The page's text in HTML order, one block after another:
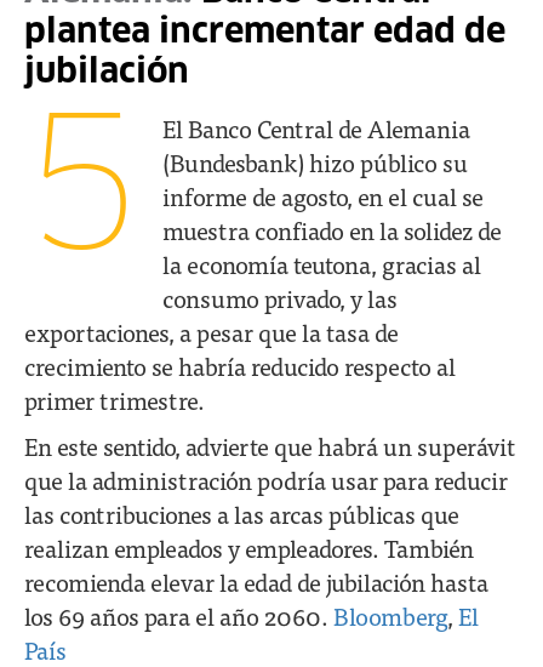
plantea incrementar edad de
jubilación
5
El Banco Central de Alemania
(Bundesbank) hizo público su
informe de agosto, en el cual se
muestra confiado en la solidez de
la economía teutona, gracias al
consumo privado, y las
exportaciones, a pesar que la tasa de
crecimiento se habría reducido respecto al
primer trimestre.
En este sentido, advierte que habrá un superávit
que la administración podría usar para reducir
las contribuciones a las arcas públicas que
realizan empleados y empleadores. También
recomienda elevar la edad de jubilación hasta
los 69 años para el año 2060. Bloomberg,El
País